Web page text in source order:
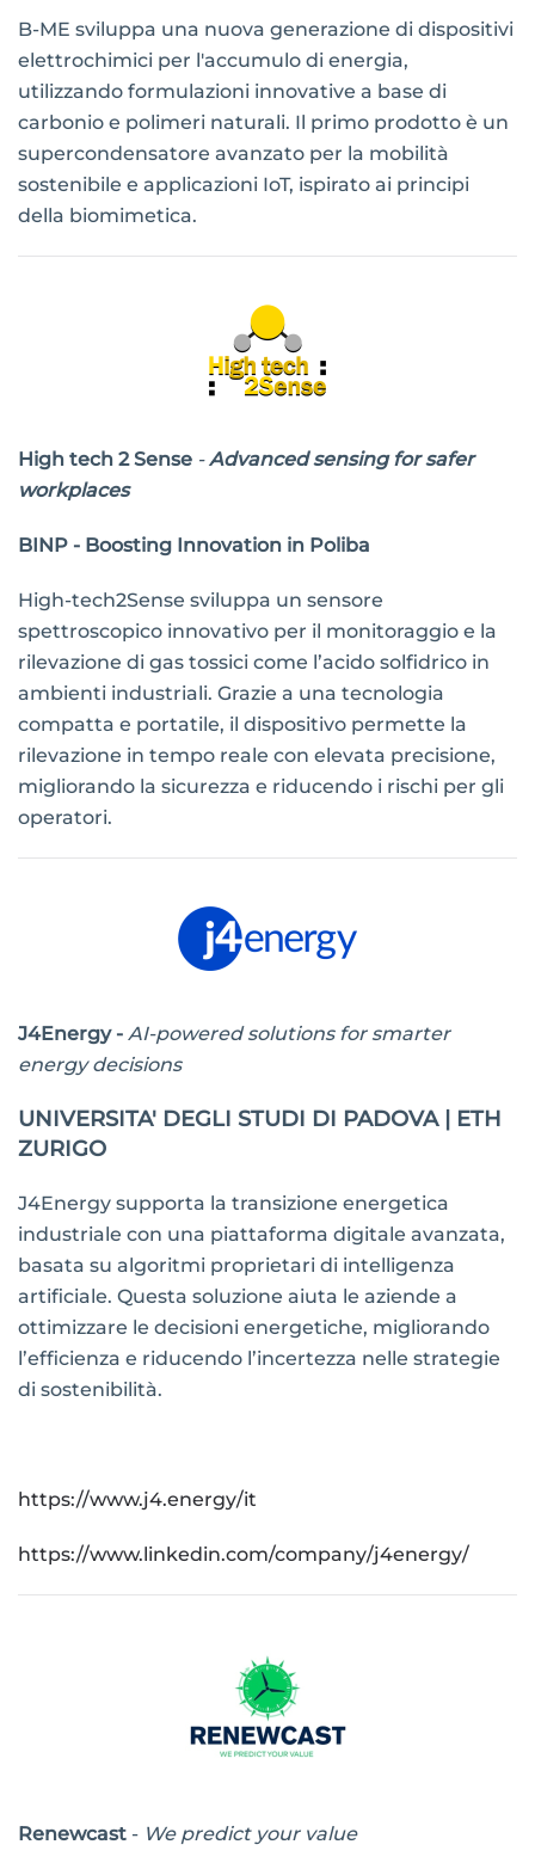
B-ME sviluppa una nuova generazione di dispositivi
elettrochimici per l'accumulo di energia,
utilizzando formulazioni innovative a base di
carbonio e polimeri naturali. Il primo prodotto è un
supercondensatore avanzato per la mobilità
sostenibile e applicazioni IoT, ispirato ai principi
della biomimetica.
High tech 2 Sense -Advanced sensing for safer
workplaces
BINP - Boosting Innovation in Poliba
High-tech2Sense sviluppa un sensore
spettroscopico innovativo per il monitoraggio e la
rilevazione di gas tossici come l’acido solfidrico in
ambienti industriali. Grazie a una tecnologia
compatta e portatile, il dispositivo permette la
rilevazione in tempo reale con elevata precisione,
migliorando la sicurezza e riducendo i rischi per gli
operatori.
J4Energy - AI-powered solutions for smarter
energy decisions
UNIVERSITA' DEGLI STUDI DI PADOVA | ETH
ZURIGO
J4Energy supporta la transizione energetica
industriale con una piattaforma digitale avanzata,
basata su algoritmi proprietari di intelligenza
artificiale. Questa soluzione aiuta le aziende a
ottimizzare le decisioni energetiche, migliorando
l’efficienza e riducendo l’incertezza nelle strategie
di sostenibilità.
https://www.j4.energy/it
https://www.linkedin.com/company/j4energy/
Renewcast - We predict your value